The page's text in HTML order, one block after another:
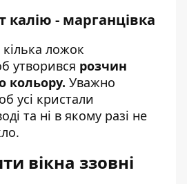
калію - марганцівка
кілька ложок
утворився розчин
кольору. Уважно
усі кристали
та ні в якому разі не
вікна ззовні